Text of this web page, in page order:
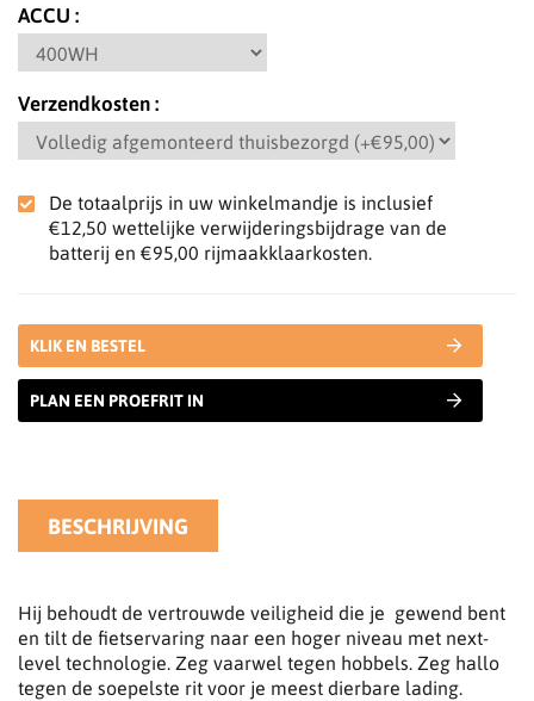
ACCU
Verzendkosten
De totaalprijs in uw winkelmandje is inclusief
€12,50 wettelijke verwijderingsbijdrage van de
batterij en €95,00 rijmaakklaarkosten.
KLIK EN BESTEL
PLAN EEN PROEFRIT IN
BESCHRIJVING
Hij behoudt de vertrouwde veiligheid die je gewend bent
en tilt de fietservaring naar een hoger niveau met next-
level technologie. Zeg vaarwel tegen hobbels. Zeg hallo
tegen de soepelste rit voor je meest dierbare lading.